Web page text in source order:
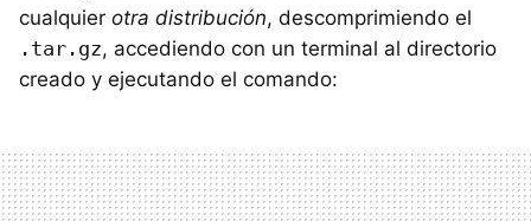
cualquier otra distribución, descomprimiendo el
.tar.gz, accediendo con un terminal al directorio
creado y ejecutando el comando: